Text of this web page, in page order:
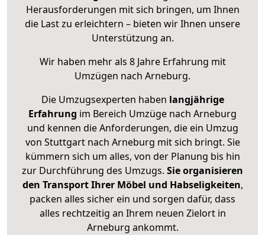
Herausforderungen mit sich bringen, um Ihnen
die Last zu erleichtern – bieten wir Ihnen unsere
Unterstützung an.
Wir haben mehr als 8 Jahre Erfahrung mit
Umzügen nach Arneburg.
Die Umzugsexperten haben langjährige
Erfahrung im Bereich Umzüge nach Arneburg
und kennen die Anforderungen, die ein Umzug
von Stuttgart nach Arneburg mit sich bringt. Sie
kümmern sich um alles, von der Planung bis hin
zur Durchführung des Umzugs. Sie organisieren
den Transport Ihrer Möbel und Habseligkeiten,
packen alles sicher ein und sorgen dafür, dass
alles rechtzeitig an Ihrem neuen Zielort in
Arneburg ankommt.